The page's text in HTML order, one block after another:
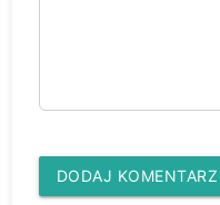
DODAJ KOMENTARZ